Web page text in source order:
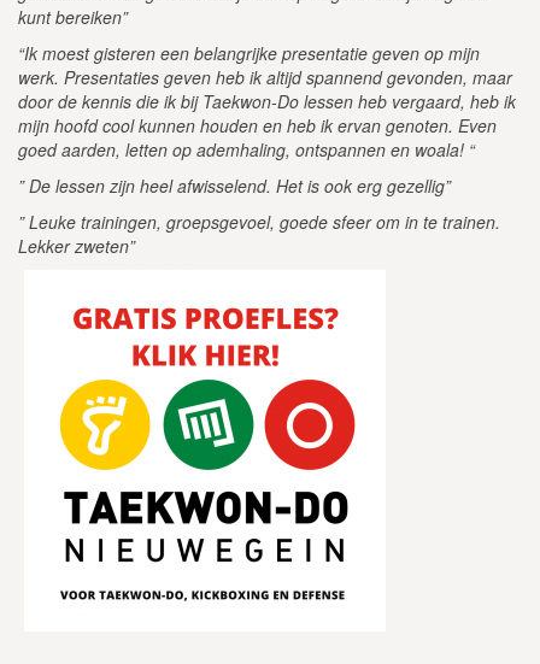
kunt bereiken”
“Ik moest gisteren een belangrijke presentatie geven op mijn
werk. Presentaties geven heb ik altijd spannend gevonden, maar
door de kennis die ik bij Taekwon-Do lessen heb vergaard, heb ik
mijn hoofd cool kunnen houden en heb ik ervan genoten. Even
goed aarden, letten op ademhaling, ontspannen en woala! “
” De lessen zijn heel afwisselend. Het is ook erg gezellig”
” Leuke trainingen, groepsgevoel, goede sfeer om in te trainen.
Lekker zweten”